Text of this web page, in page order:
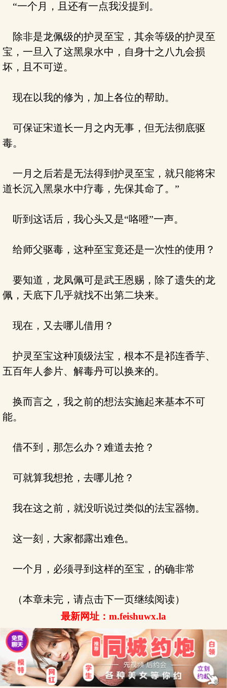
“一个月，且还有一点我没提到。
除非是龙佩级的护灵至宝，其余等级的护灵至
宝，一旦入了这黑泉水中，自身十之八九会损
坏，且不可逆。
现在以我的修为，加上各位的帮助。
可保证宋道长一月之内无事，但无法彻底驱
毒。
一月之后若是无法得到护灵至宝，就只能将宋
道长沉入黑泉水中疗毒，先保其命了。”
听到这话后，我心头又是“咯噔”一声。
给师父驱毒，这种至宝竟还是一次性的使用？
要知道，龙凤佩可是武王恩赐，除了遗失的龙
佩，天底下几乎就找不出第二块来。
现在，又去哪儿借用？
护灵至宝这种顶级法宝，根本不是祁连香芋、
五百年人参片、解毒丹可以换来的。
换而言之，我之前的想法实施起来基本不可
能。
借不到，那怎么办？难道去抢？
可就算我想抢，去哪儿抢？
我在这之前，就没听说过类似的法宝器物。
这一刻，大家都露出难色。
一个月，必须寻到这样的至宝，的确非常
（本章未完，请点击下一页继续阅读）
最新网址：m.feishuwx.la